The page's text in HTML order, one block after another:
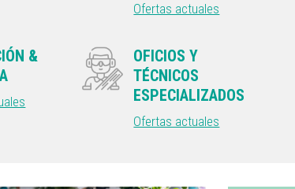
Ofertas actuales
&
OFICIOS Y
TÉCNICOS
ESPECIALIZADOS
Ofertas actuales